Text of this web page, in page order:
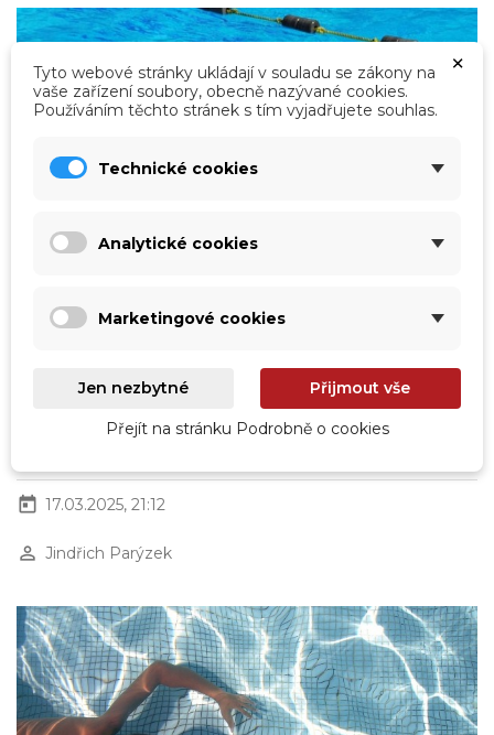
Pokud hledáte sport, který rozhýbe vaše děti, nebo
následující řádky jsou určené právě vám.
label Teorie a praxe
today 17.03.2025, 21:12
perm_identity Jindřich Parýzek
×
Tyto webové stránky ukládají v souladu se zákony na
vaše zařízení soubory, obecně nazývané cookies.
Používáním těchto stránek s tím vyjadřujete souhlas.
Technické cookies
Analytické cookies
Marketingové cookies
Jen nezbytné Přijmout vše
Přejít na stránku Podrobně o cookies